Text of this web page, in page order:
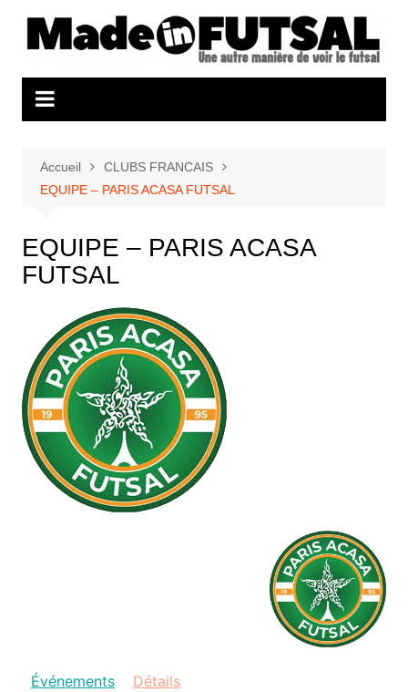
Accueil
CLUBS FRANCAIS
EQUIPE – PARIS ACASA FUTSAL
EQUIPE – PARIS ACASA
FUTSAL
Événements Détails